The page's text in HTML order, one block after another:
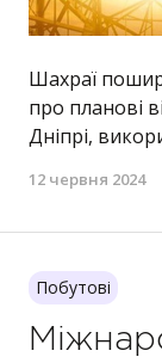
Шахраї
про планові
Дніпрі,
12 червня 2024
Побутові